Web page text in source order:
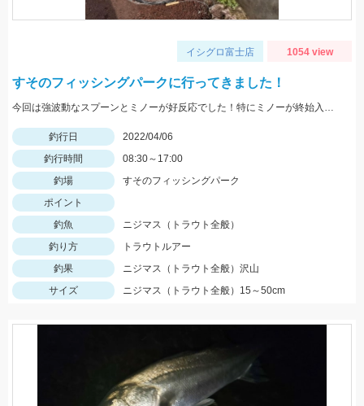
イシグロ富士店 1054 view
すそのフィッシングパークに行ってきました！
今回は強波動なスプーンとミノーが好反応でした！特にミノーが終始入れ食いでした♪
釣行日
2022/04/06
釣行時間
08:30～17:00
釣場
すそのフィッシングパーク
ポイント
釣魚
ニジマス（トラウト全般）
釣り方
トラウトルアー
釣果
ニジマス（トラウト全般）沢山
サイズ
ニジマス（トラウト全般）15～50cm